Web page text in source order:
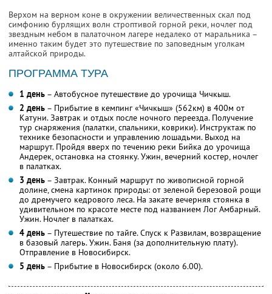
Верхом на верном коне в окружении величественных скал под
симфонию бурлящих волн строптивой горной реки, ночлег под
звездным небом в палаточном лагере недалеко от маральника –
именно таким будет это путешествие по заповедным уголкам
алтайской природы.
ПРОГРАММА ТУРА
1 день – Автобусное путешествие до урочища Чичкыш.
2 день – Прибытие в кемпинг «Чичкыш» (562км) в 400м от
Катуни. Завтрак и отдых после ночного переезда. Получение
тур снаряжения (палатки, спальники, коврики). Инструктаж по
технике безопасности и управлению лошадьми. Выход на
маршрут. Пройдя вверх по течению реки Бийка до урочища
Андерек, остановка на стоянку. Ужин, вечерний костер, ночлег
в палатках.
3 день – Завтрак. Конный маршрут по живописной горной
долине, смена картинок природы: от зеленой березовой рощи
до дремучего кедрового леса. На закате вечерняя стоянка в
удивительном по красоте месте под названием Лог Амбарный.
Ужин. Ночлег в палатках.
4 день – Путешествие по тайге. Спуск к Развилам, возвращение
в базовый лагерь. Ужин. Баня (за дополнительную плату).
Отправление в Новосибирск.
5 день – Прибытие в Новосибирск (около 6.00).